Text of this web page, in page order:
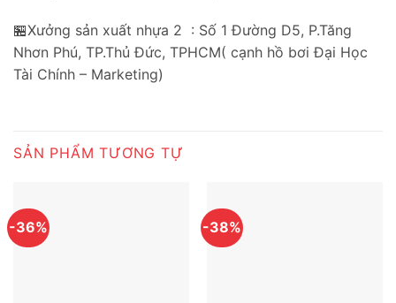
🏪Xưởng sản xuất nhựa 2 : Số 1 Đường D5, P.Tăng
Nhơn Phú, TP.Thủ Đức, TPHCM( cạnh hồ bơi Đại Học
Tài Chính – Marketing)
SẢN PHẨM TƯƠNG TỰ
-36% -38%